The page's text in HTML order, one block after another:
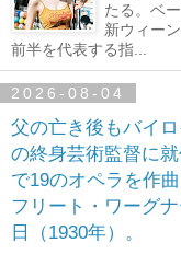
たる。ベ
新ウィー
前半を代表する指...
2026-08-04
父の亡き後もバイ
の終身芸術監督に
で19のオペラを作
フリート・ワーグ
日（1930年）。